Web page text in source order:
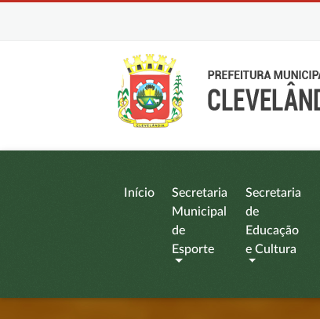
Início
Secretaria
Municipal
de
Esporte
Secretaria
de
Educação
e Cultura